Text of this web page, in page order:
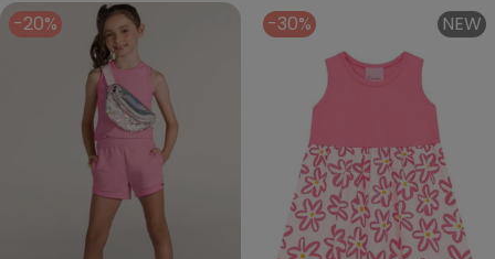
-20% -30% NEW